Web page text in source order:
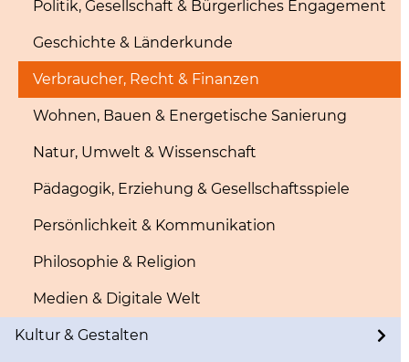
Politik, Gesellschaft & Bürgerliches Engagement
Geschichte & Länderkunde
Verbraucher, Recht & Finanzen
Wohnen, Bauen & Energetische Sanierung
Natur, Umwelt & Wissenschaft
Pädagogik, Erziehung & Gesellschaftsspiele
Persönlichkeit & Kommunikation
Philosophie & Religion
Medien & Digitale Welt
Kultur & Gestalten